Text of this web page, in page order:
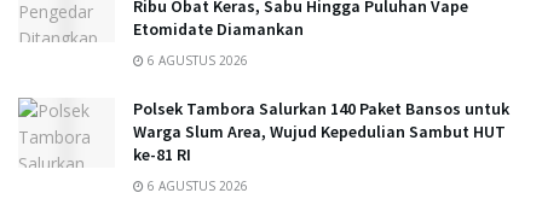
Ribu Obat Keras, Sabu Hingga Puluhan Vape
Etomidate Diamankan
6 AGUSTUS 2026
Polsek Tambora Salurkan 140 Paket Bansos untuk
Warga Slum Area, Wujud Kepedulian Sambut HUT
ke-81 RI
6 AGUSTUS 2026